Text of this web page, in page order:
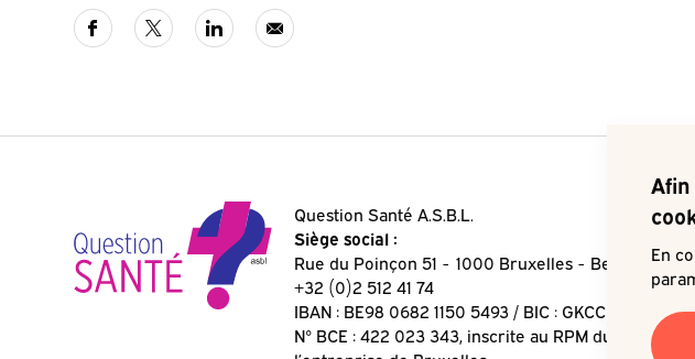
Question Santé A.S.B.L.
Siège social :
Rue du Poinçon 51
1000 Bruxelles
Belgique
+32 (0)2 512 41 74
IBAN : BE98 0682 1150 5493 / BIC : GKCCBEBB
N° BCE : 422 023 343, inscrite au RPM du Tribunal de
En